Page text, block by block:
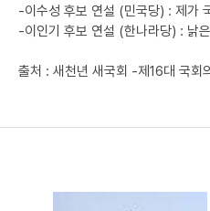
-이수성 후보 연설 (민국당) : 제가
-이인기 후보 연설 (한나라당) : 낡
출처 : 새천년 새국회 -제16대 국회